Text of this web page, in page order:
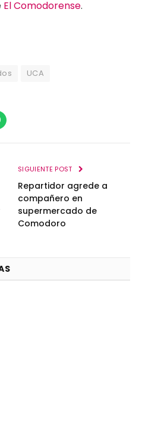
El Comodorense.
UCA
SIGUIENTE POST
Repartidor agrede a
compañero en
supermercado de
Comodoro